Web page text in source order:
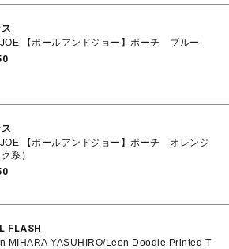
【ポールアンドジョー】ポーチ ブルー
【ポールアンドジョー】ポーチ オレンジ
系）
FLASH
MIHARA YASUHIRO/Leon Doodle Printed T-